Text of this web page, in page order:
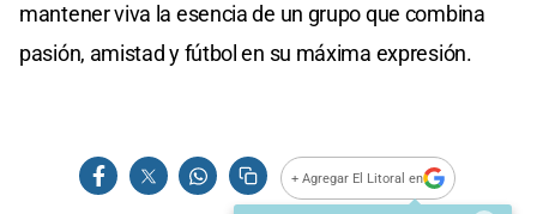
mantener viva la esencia de un grupo que combina
pasión, amistad y fútbol en su máxima expresión.
+ Agregar El Litoral en